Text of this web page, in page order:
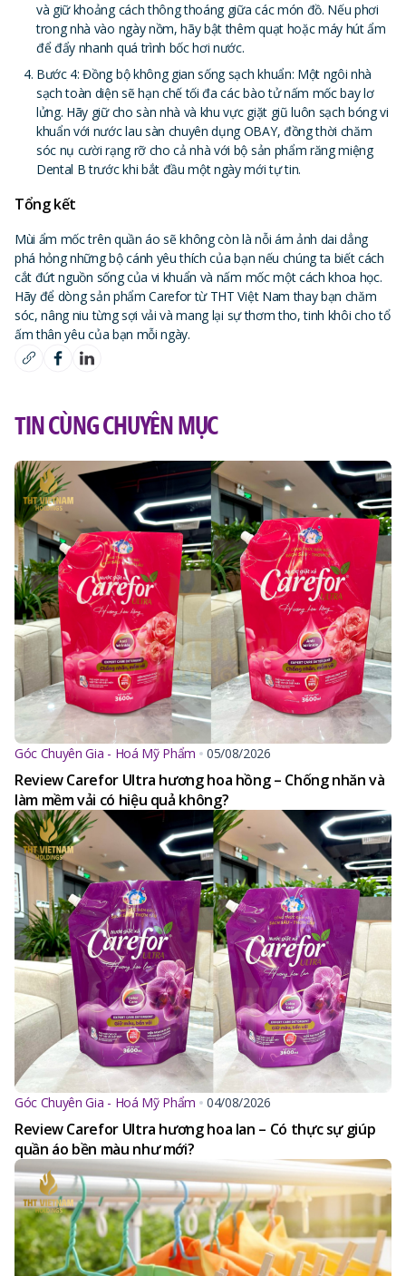
và giữ khoảng cách thông thoáng giữa các món đồ. Nếu phơi
trong nhà vào ngày nồm, hãy bật thêm quạt hoặc máy hút ẩm
để đẩy nhanh quá trình bốc hơi nước.
Bước 4: Đồng bộ không gian sống sạch khuẩn: Một ngôi nhà
sạch toàn diện sẽ hạn chế tối đa các bào tử nấm mốc bay lơ
lửng. Hãy giữ cho sàn nhà và khu vực giặt giũ luôn sạch bóng vi
khuẩn với nước lau sàn chuyên dụng OBAY, đồng thời chăm
sóc nụ cười rạng rỡ cho cả nhà với bộ sản phẩm răng miệng
Dental B trước khi bắt đầu một ngày mới tự tin.
Tổng kết
Mùi ẩm mốc trên quần áo sẽ không còn là nỗi ám ảnh dai dẳng
phá hỏng những bộ cánh yêu thích của bạn nếu chúng ta biết cách
cắt đứt nguồn sống của vi khuẩn và nấm mốc một cách khoa học.
Hãy để dòng sản phẩm Carefor từ THT Việt Nam thay bạn chăm
sóc, nâng niu từng sợi vải và mang lại sự thơm tho, tinh khôi cho tổ
ấm thân yêu của bạn mỗi ngày.
TIN CÙNG CHUYÊN MỤC
Góc Chuyên Gia - Hoá Mỹ Phẩm 05/08/2026
Review Carefor Ultra hương hoa hồng – Chống nhăn và
làm mềm vải có hiệu quả không?
Góc Chuyên Gia - Hoá Mỹ Phẩm 04/08/2026
Review Carefor Ultra hương hoa lan – Có thực sự giúp
quần áo bền màu như mới?